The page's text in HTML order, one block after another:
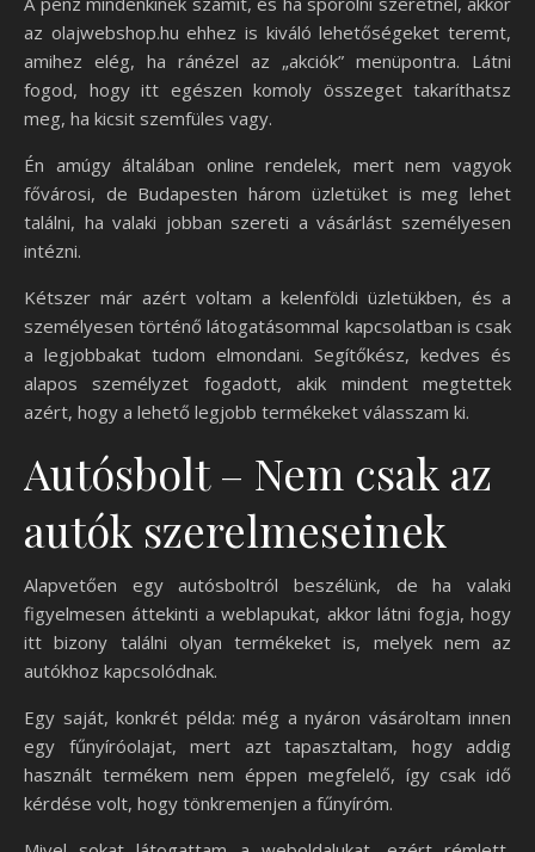
az olajwebshop.hu ehhez is kiváló lehetőségeket teremt,
amihez elég, ha ránézel az „akciók” menüpontra. Látni
fogod, hogy itt egészen komoly összeget takaríthatsz
meg, ha kicsit szemfüles vagy.
Én amúgy általában online rendelek, mert nem vagyok
fővárosi, de Budapesten három üzletüket is meg lehet
találni, ha valaki jobban szereti a vásárlást személyesen
intézni.
Kétszer már azért voltam a kelenföldi üzletükben, és a
személyesen történő látogatásommal kapcsolatban is csak
a legjobbakat tudom elmondani. Segítőkész, kedves és
alapos személyzet fogadott, akik mindent megtettek
azért, hogy a lehető legjobb termékeket válasszam ki.
Autósbolt – Nem csak az
autók szerelmeseinek
Alapvetően egy autósboltról beszélünk, de ha valaki
figyelmesen áttekinti a weblapukat, akkor látni fogja, hogy
itt bizony találni olyan termékeket is, melyek nem az
autókhoz kapcsolódnak.
Egy saját, konkrét példa: még a nyáron vásároltam innen
egy fűnyíróolajat, mert azt tapasztaltam, hogy addig
használt termékem nem éppen megfelelő, így csak idő
kérdése volt, hogy tönkremenjen a fűnyíróm.